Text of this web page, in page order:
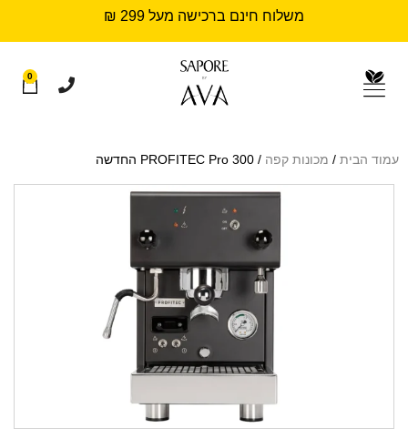
משלוח חינם ברכישה מעל 299 ₪
0
עמוד הבית / מכונות קפה / PROFITEC Pro 300 החדשה